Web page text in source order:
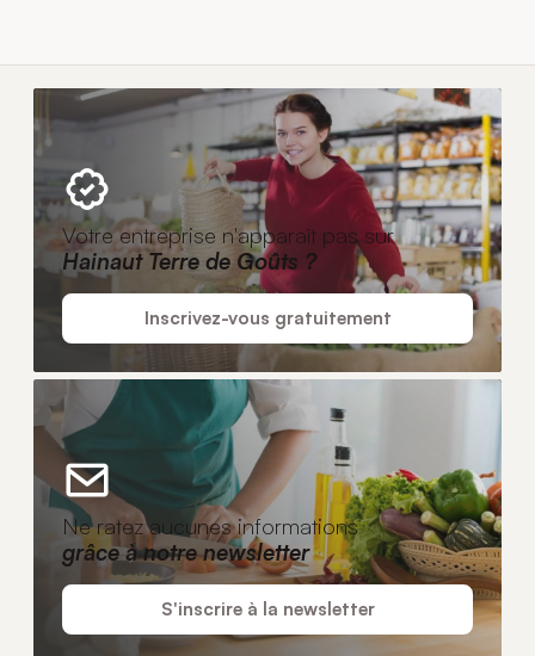
Votre entreprise n'apparaît pas sur
Hainaut Terre de Goûts ?
Inscrivez-vous gratuitement
Ne ratez aucunes informations
grâce à notre newsletter
S'inscrire à la newsletter